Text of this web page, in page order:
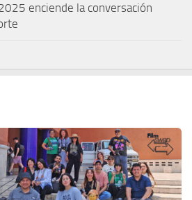
enciende la conversación